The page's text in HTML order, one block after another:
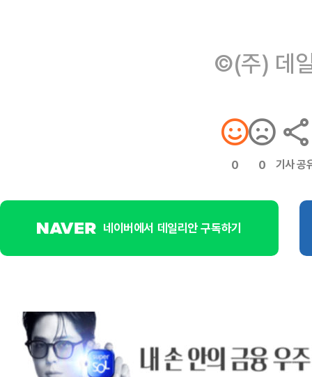
©(주) 데
0 0 기사 공
네이버에서 데일리안 구독하기